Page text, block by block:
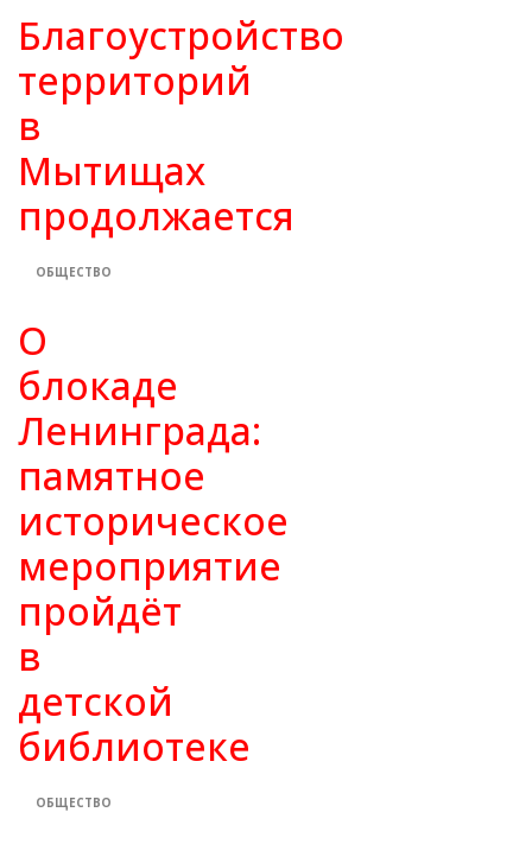
Благоустройство
территорий
в
Мытищах
продолжается
ОБЩЕСТВО
О
блокаде
Ленинграда:
памятное
историческое
мероприятие
пройдёт
в
детской
библиотеке
ОБЩЕСТВО